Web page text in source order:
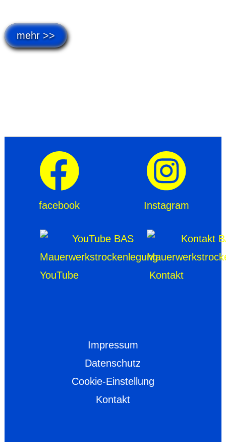
mehr >>
facebook Instagram
YouTube Kontakt
Impressum
Datenschutz
Cookie-Einstellung
Kontakt